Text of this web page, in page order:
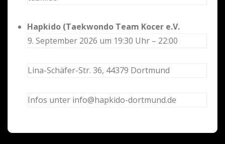
Hapkido (Taekwondo Team Kocer e.V.
9. September 2026 um 19:30 Uhr – 22:00
Lina-Schäfer-Str. 36, 44379 Dortmund
Infos unter info@hapkido-dortmund.de